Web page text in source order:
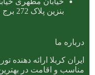
بنزین پلاک 272 برج مرجان طبقه 12 واحد 2
درباره ما
ایران کربلا ارائه دهنده
مناسب و اقامت در